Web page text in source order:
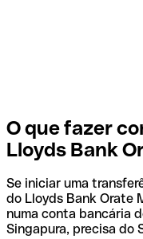
O que fazer
Lloyds Bank
Se iniciar uma
do Lloyds Bank Orate
numa conta bancária
Singapura, precisa do